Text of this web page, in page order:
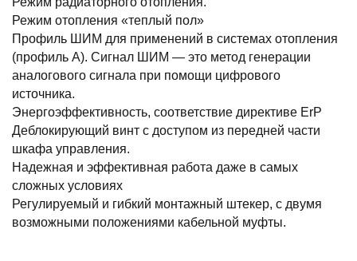
Режим отопления «теплый пол»
Профиль ШИМ для применений в системах отопления
(профиль A). Сигнал ШИМ — это метод генерации
аналогового сигнала при помощи цифрового
источника.
Энергоэффективность, соответствие директиве ErP
Деблокирующий винт с доступом из передней части
шкафа управления.
Надежная и эффективная работа даже в самых
сложных условиях
Регулируемый и гибкий монтажный штекер, с двумя
возможными положениями кабельной муфты.